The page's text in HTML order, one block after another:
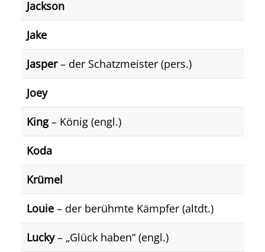
Jackson
Jake
Jasper– der Schatzmeister (pers.)
Joey
King– König (engl.)
Koda
Krümel
Louie – der berühmte Kämpfer (altdt.)
Lucky– „Glück haben“ (engl.)